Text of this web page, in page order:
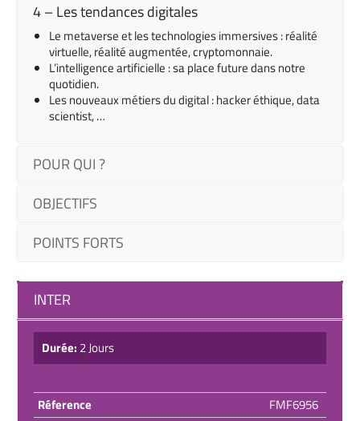
4 – Les tendances digitales
Le metaverse et les technologies immersives : réalité
virtuelle, réalité augmentée, cryptomonnaie.
L’intelligence artificielle : sa place future dans notre
quotidien.
Les nouveaux métiers du digital : hacker éthique,data
scientist,…
POUR QUI ?
OBJECTIFS
POINTS FORTS
INTER
Durée: 2 Jours
Réference
FMF6956